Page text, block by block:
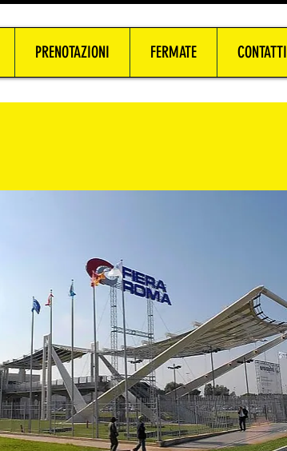
PRENOTAZIONI FERMATE CONTATTI